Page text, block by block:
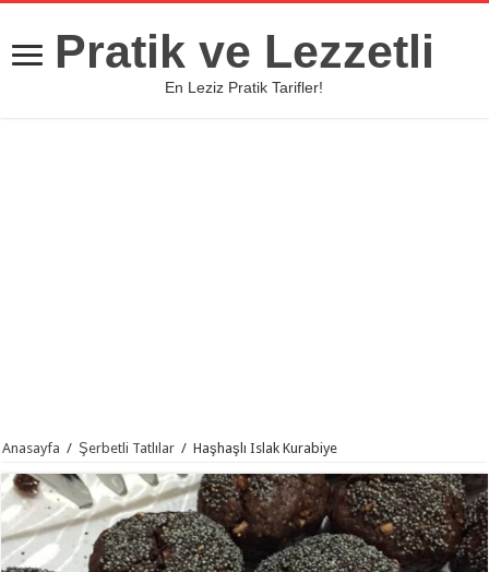
Pratik ve Lezzetli
En Leziz Pratik Tarifler!
Anasayfa / Şerbetli Tatlılar / Haşhaşlı Islak Kurabiye